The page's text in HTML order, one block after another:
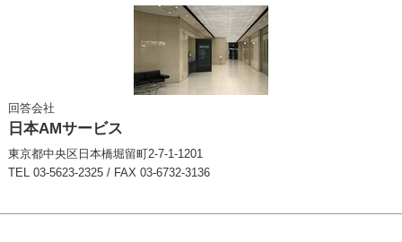
回答会社
日本AMサービス
東京都中央区日本橋堀留町2-7-1-1201
TEL 03-5623-2325 / FAX 03-6732-3136